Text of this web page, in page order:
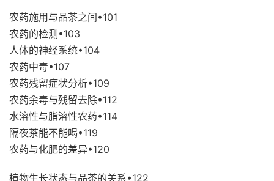
农药施用与品茶之间•101
农药的检测•103
人体的神经系统•104
农药中毒•107
农药残留症状分析•109
农药余毒与残留去除•112
水溶性与脂溶性农药•114
隔夜茶能不能喝•119
农药与化肥的差异•120
植物生长状态与品茶的关系•122